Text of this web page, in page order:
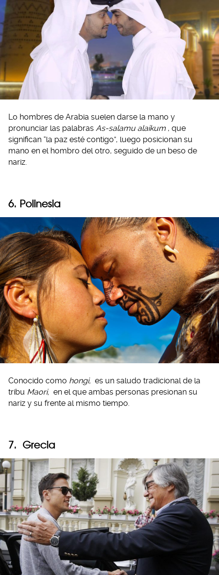
Lo hombres de Arabia suelen darse la mano y
pronunciar las palabras As-salamu alaikum , que
significan “la paz esté contigo”, luego posicionan su
mano en el hombro del otro, seguido de un beso de
nariz.
6. Polinesia
Conocido como hongi, es un saludo tradicional de la
tribu Maori, en el que ambas personas presionan su
nariz y su frente al mismo tiempo.
7. Grecia